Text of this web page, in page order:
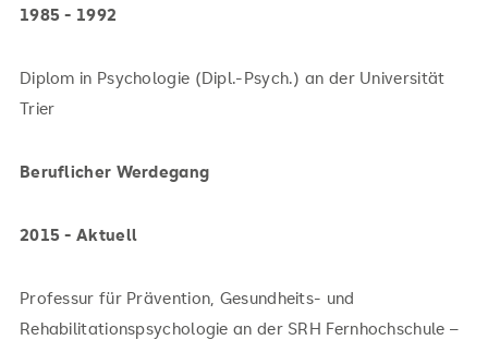
1985 - 1992
Diplom in Psychologie (Dipl.-Psych.) an der Universität
Trier
Beruflicher Werdegang
2015 - Aktuell
Professur für Prävention, Gesundheits- und
Rehabilitationspsychologie an der SRH Fernhochschule –